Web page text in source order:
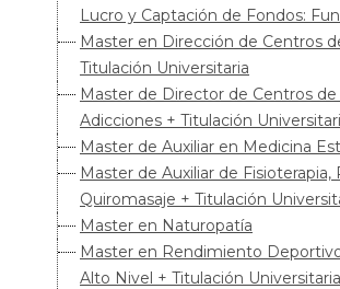
Lucro y Captación de Fondos:
Master en Dirección de Centros
Titulación Universitaria
Master de Director de Centros
Adicciones + Titulación
Master de Auxiliar en Medicina
Master de Auxiliar de Fisioterapia,
Quiromasaje + Titulación
Master en Naturopatía
Master en Rendimiento
Alto Nivel + Titulación Universitaria